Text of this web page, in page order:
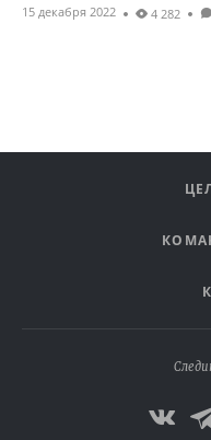
15 декабря 2022 4 282